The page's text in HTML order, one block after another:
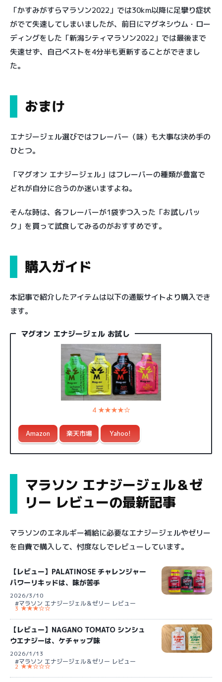
「かすみがすらマラソン2022」では30km以降に足攣り症状
がでて失速してしまいましたが、前日にマグネシウム・ロー
ディングをした「新潟シティマラソン2022」では最後まで
失速せず、自己ベストを4分半も更新することができまし
た。
おまけ
エナジージェル選びではフレーバー（味）も大事な決め手の
ひとつ。
「マグオン エナジージェル」はフレーバーの種類が豊富で
どれが自分に合うのか迷いますよね。
そんな時は、各フレーバーが1袋ずつ入った「お試しパッ
ク」を買って試食してみるのがおすすめです。
購入ガイド
本記事で紹介したアイテムは以下の通販サイトより購入でき
ます。
マグオン エナジージェル お試し
4 ★★★★☆
Amazon 楽天市場 Yahoo!
マラソン エナジージェル＆ゼ
リー レビューの最新記事
マラソンのエネルギー補給に必要なエナジージェルやゼリー
を自費で購入して、忖度なしでレビューしています。
【レビュー】PALATINOSE チャレンジャー
パワーリキッドは、味が苦手
2026/3/10
#マラソン エナジージェル＆ゼリー レビュー
3 ★★★☆☆
【レビュー】NAGANO TOMATO シンシュ
ウエナジーは、ケチャップ味
2026/1/13
#マラソン エナジージェル＆ゼリー レビュー
2 ★★☆☆☆